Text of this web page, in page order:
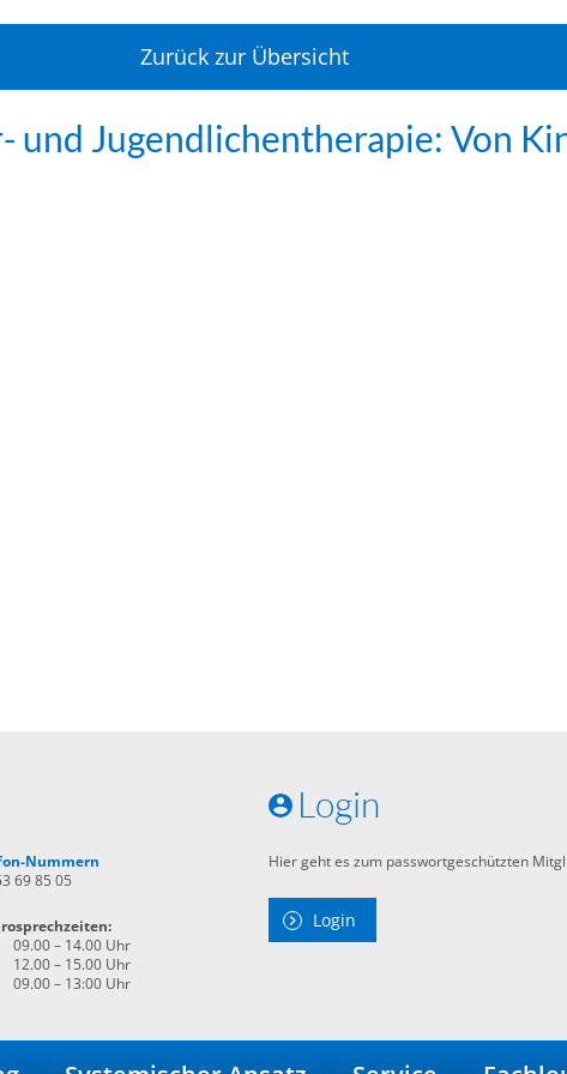
Zurück zur Übersicht
und Jugendlichentherapie: Von
Nummern
69 85 05
09.00 – 14.00 Uhr
12.00 – 15.00 Uhr
09.00 – 13:00 Uhr
Login
Hier geht es zum passwortgeschützten
Login